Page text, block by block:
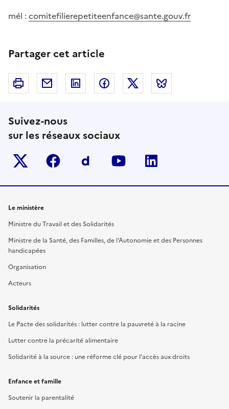
mél : comitefilierepetiteenfance@sante.gouv.fr
Partager cet article
Imprimer Courriel Linkedin FacebookTwitter
Suivez-nous
sur les réseaux sociaux
Twitter-x facebook Dailymotion
youtube
Le ministère
Ministre du Travail et des Solidarités
Ministre de la Santé, des Familles, de l'Autonomie et des Personnes
handicapées
Organisation
Acteurs
Solidarités
Le Pacte des solidarités : lutter contre la pauvreté à la racine
Lutter contre la précarité alimentaire
Solidarité à la source : une réforme clé pour l'accès aux droits
Enfance et famille
Soutenir la parentalité